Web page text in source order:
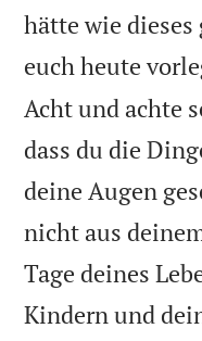
hätte wie dieses
euch heute
Acht und achte
dass du die
deine Augen
nicht aus
Tage deines
Kindern und